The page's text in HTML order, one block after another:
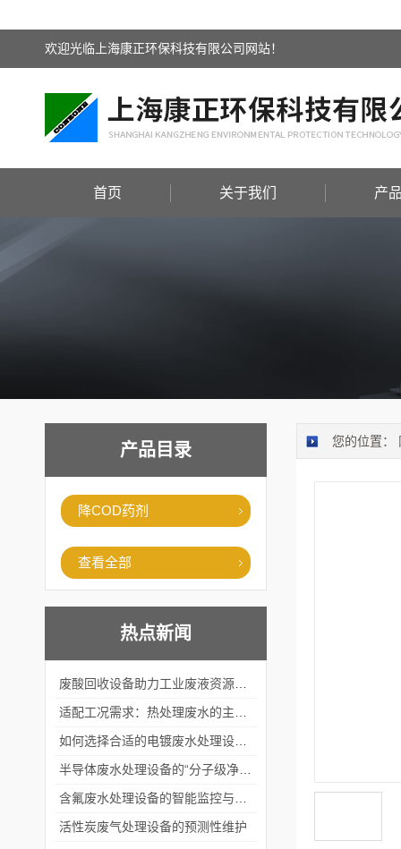
欢迎光临上海康正环保科技有限公司网站！
首页 关于我们 产
产品目录
降COD药剂
查看全部
热点新闻
活性炭废气处理设备的预测性维护
您的位置：